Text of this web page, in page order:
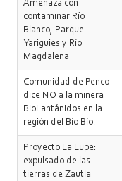
Amenaza con
contaminar Río
Blanco, Parque
Yariguies y Río
Magdalena
Comunidad de Penco
dice NO a la minera
BioLantánidos en la
región del Bío Bío.
Proyecto La Lupe:
expulsado de las
tierras de Zautla